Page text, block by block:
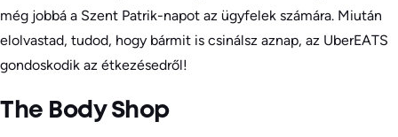
még jobbá a Szent Patrik-napot az ügyfelek számára. Miután
elolvastad, tudod, hogy bármit is csinálsz aznap, az UberEATS
gondoskodik az étkezésedről!
The Body Shop